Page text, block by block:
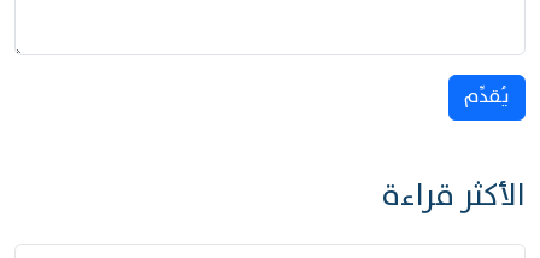
يُقدِّم
الأكثر قراءة